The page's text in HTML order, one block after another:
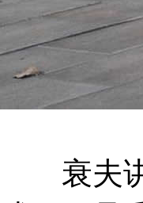
衰夫讲